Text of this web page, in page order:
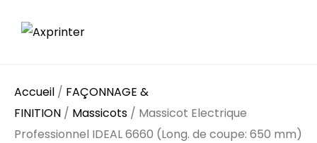
Accueil / FAÇONNAGE &
FINITION / Massicots / Massicot Electrique
Professionnel IDEAL 6660 (Long. de coupe: 650 mm)